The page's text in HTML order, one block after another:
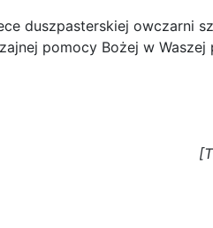
duszpasterskiej owczarni
pomocy Bożej w Waszej